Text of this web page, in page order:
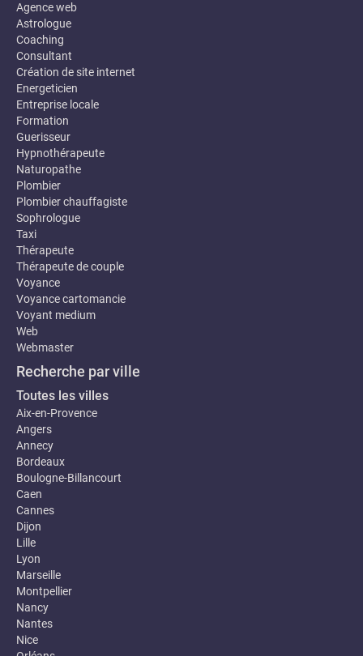
Agence web
Astrologue
Coaching
Consultant
Création de site internet
Energeticien
Entreprise locale
Formation
Guerisseur
Hypnothérapeute
Naturopathe
Plombier
Plombier chauffagiste
Sophrologue
Taxi
Thérapeute
Thérapeute de couple
Voyance
Voyance cartomancie
Voyant medium
Web
Webmaster
Recherche par ville
Toutes les villes
Aix-en-Provence
Angers
Annecy
Bordeaux
Boulogne-Billancourt
Caen
Cannes
Dijon
Lille
Lyon
Marseille
Montpellier
Nancy
Nantes
Nice